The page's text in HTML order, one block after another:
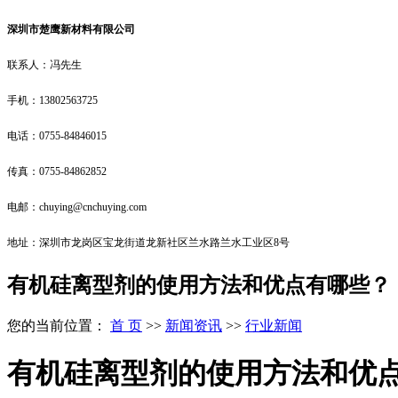
深圳市楚鹰新材料有限公司
联系人：冯先生
手机：13802563725
电话：0755-84846015
传真：0755-84862852
电邮：chuying@cnchuying.com
地址：深圳市龙岗区宝龙街道龙新社区兰水路兰水工业区8号
有机硅离型剂的使用方法和优点有哪些？
您的当前位置： 首 页 >> 新闻资讯 >> 行业新闻
有机硅离型剂的使用方法和优